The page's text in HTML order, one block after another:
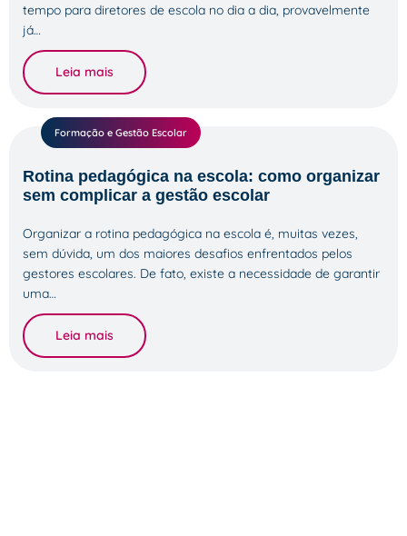
tempo para diretores de escola no dia a dia, provavelmente
já…
Leia mais
Formação e Gestão Escolar
Rotina pedagógica na escola: como organizar
sem complicar a gestão escolar
Organizar a rotina pedagógica na escola é, muitas vezes,
sem dúvida, um dos maiores desafios enfrentados pelos
gestores escolares. De fato, existe a necessidade de garantir
uma…
Leia mais